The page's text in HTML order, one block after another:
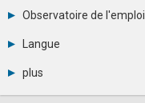
Observatoire de l'emploi
Par métier
Par contrat
Langue
Español
plus
Actualités